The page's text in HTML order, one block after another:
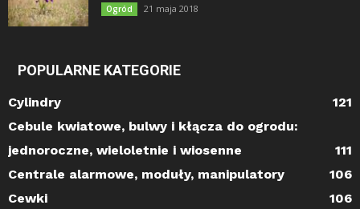
Ogród 21 maja 2018
POPULARNE KATEGORIE
Cylindry
121
Cebule kwiatowe, bulwy i kłącza do ogrodu:
jednoroczne, wieloletnie i wiosenne
111
Centrale alarmowe, moduły, manipulatory
106
Cewki
106